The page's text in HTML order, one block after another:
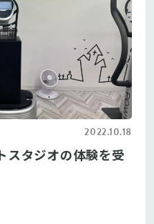
2022.10.18
スタジオの体験を受